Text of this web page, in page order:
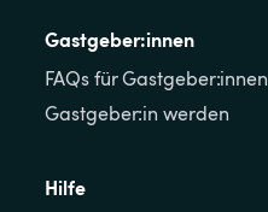
Gastgeber:innen
FAQs für Gastgeber:innen
Gastgeber:in werden
Hilfe